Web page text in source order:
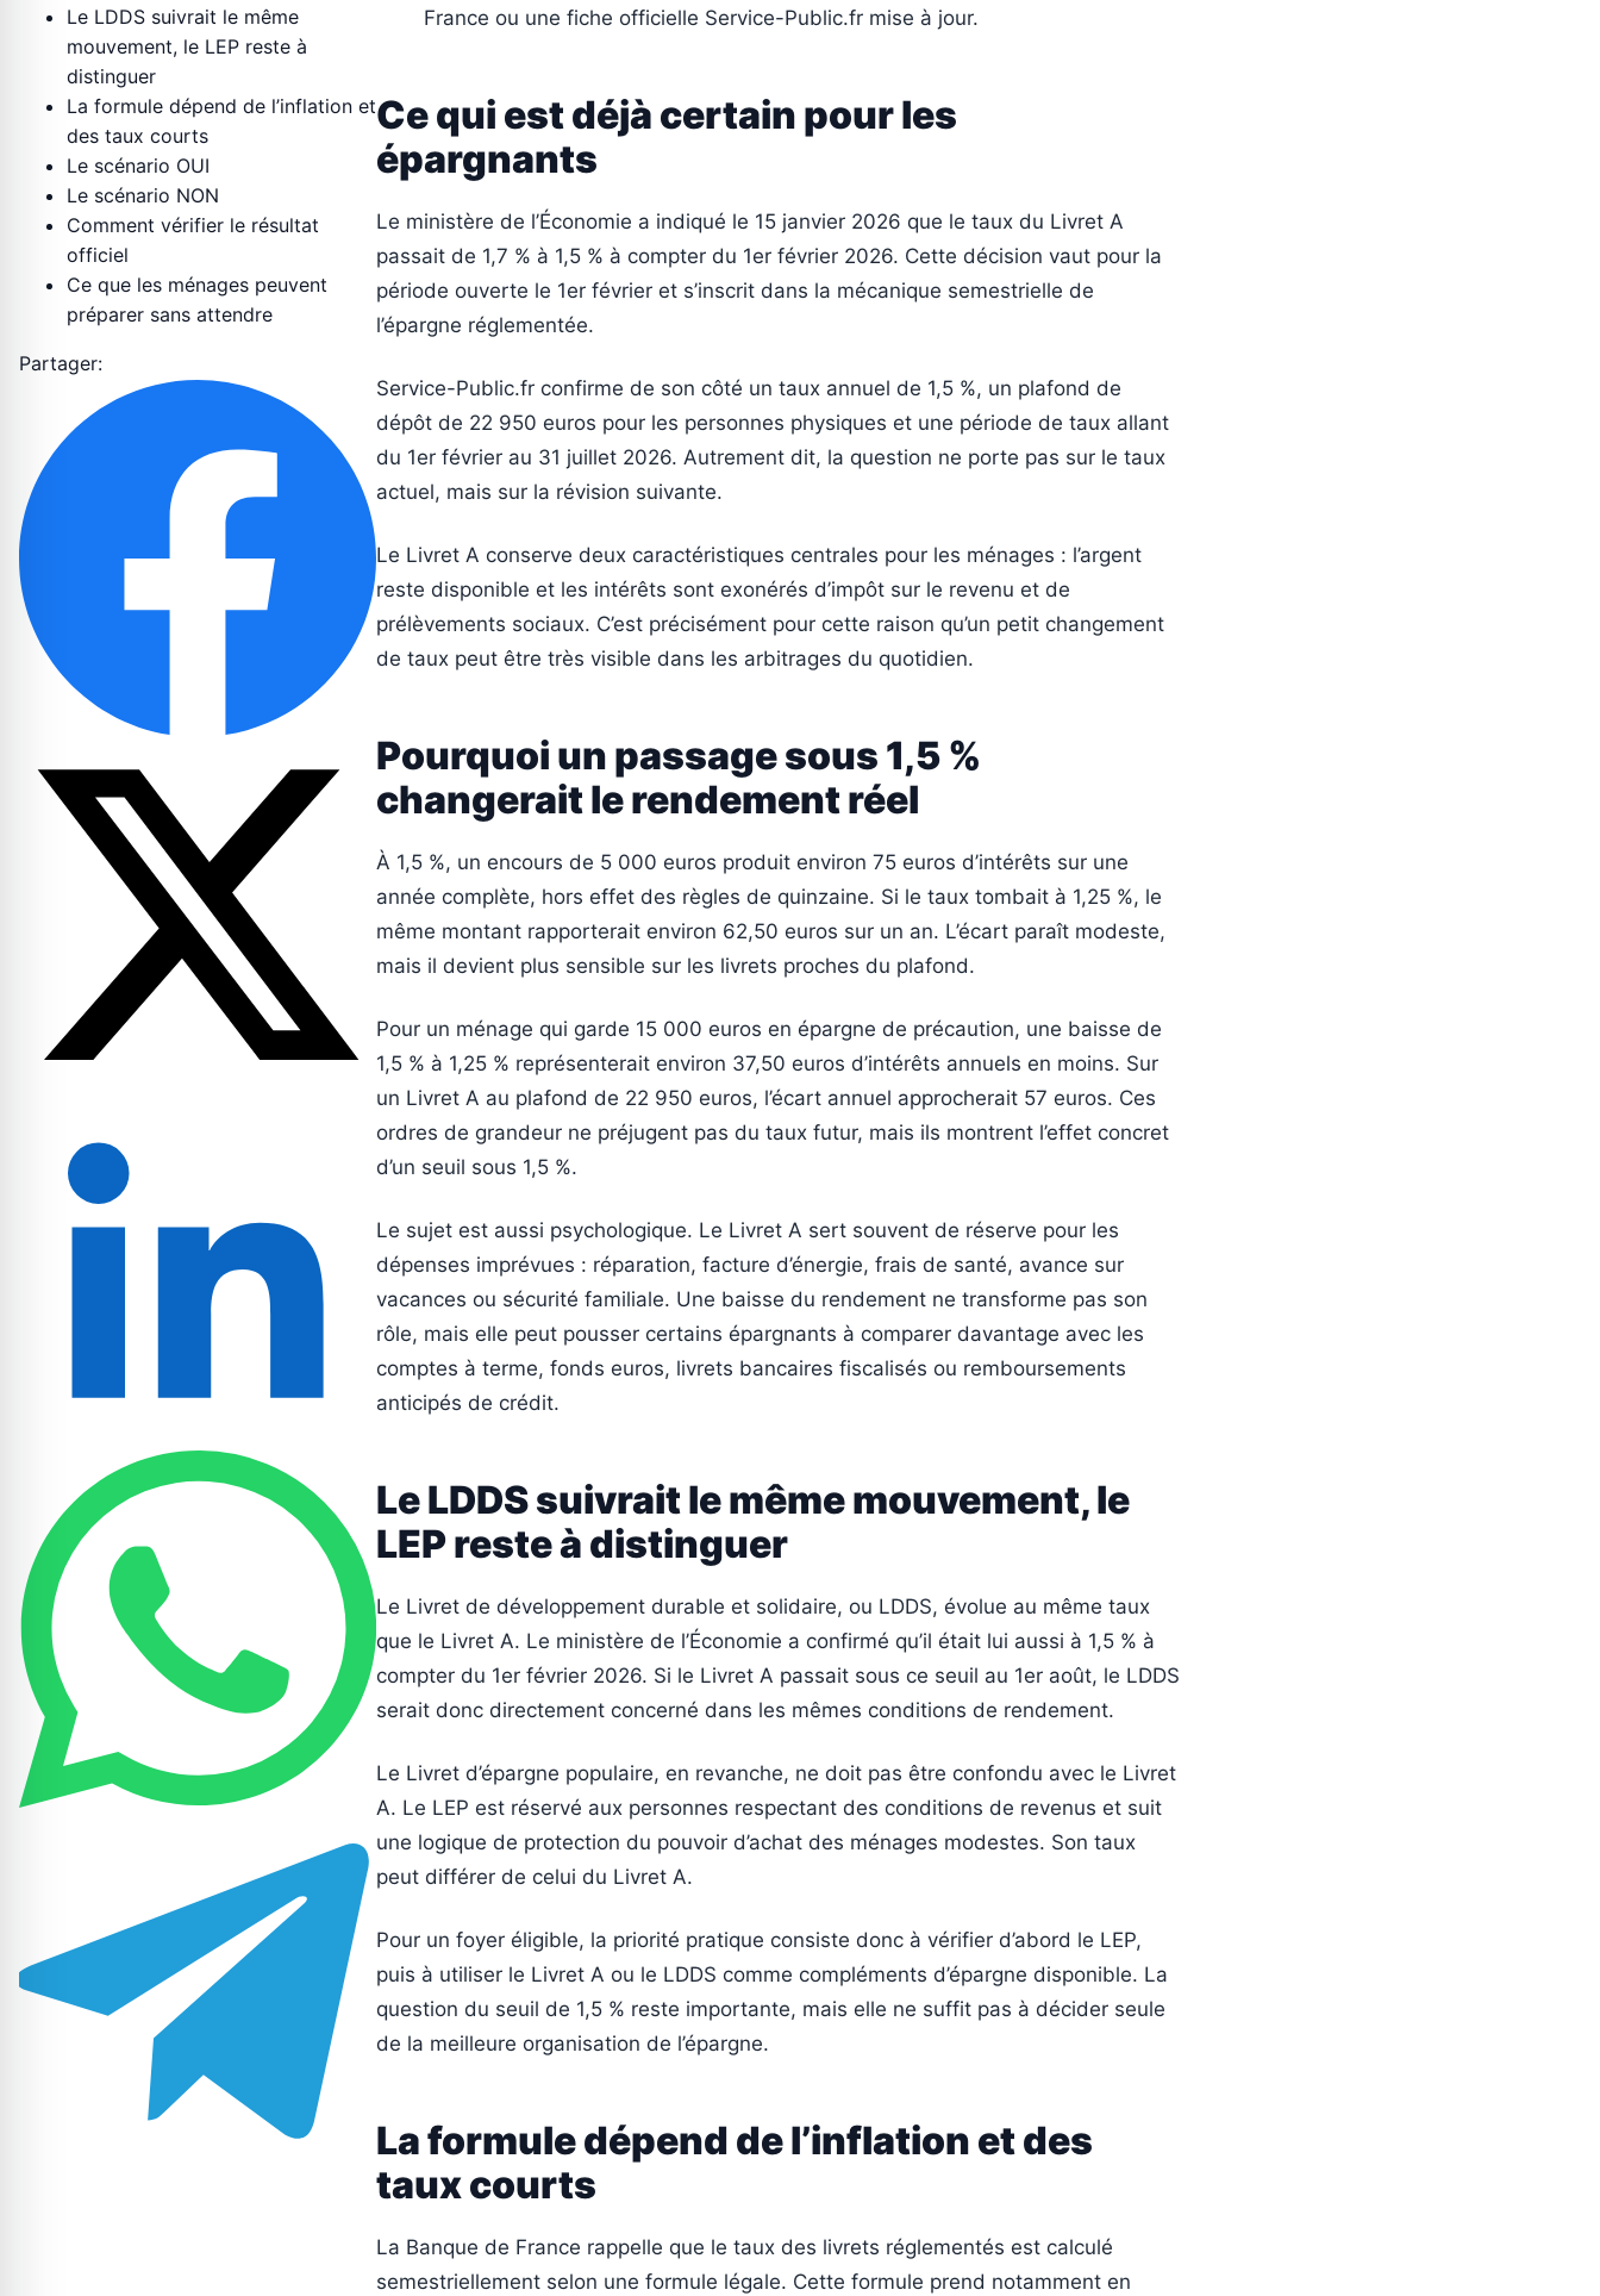
Le LDDS suivrait le même
mouvement, le LEP reste à
distinguer
La formule dépend de l’inflation et
des taux courts
Le scénario OUI
Le scénario NON
Comment vérifier le résultat
officiel
Ce que les ménages peuvent
préparer sans attendre
Partager:
France ou une fiche officielle Service-Public.fr mise à jour.
Ce qui est déjà certain pour les
épargnants
Le ministère de l’Économie a indiqué le 15 janvier 2026 que le taux du Livret A
passait de 1,7 % à 1,5 % à compter du 1er février 2026. Cette décision vaut pour la
période ouverte le 1er février et s’inscrit dans la mécanique semestrielle de
l’épargne réglementée.
Service-Public.fr confirme de son côté un taux annuel de 1,5 %, un plafond de
dépôt de 22 950 euros pour les personnes physiques et une période de taux allant
du 1er février au 31 juillet 2026. Autrement dit, la question ne porte pas sur le taux
actuel, mais sur la révision suivante.
Le Livret A conserve deux caractéristiques centrales pour les ménages : l’argent
reste disponible et les intérêts sont exonérés d’impôt sur le revenu et de
prélèvements sociaux. C’est précisément pour cette raison qu’un petit changement
de taux peut être très visible dans les arbitrages du quotidien.
Pourquoi un passage sous 1,5 %
changerait le rendement réel
À 1,5 %, un encours de 5 000 euros produit environ 75 euros d’intérêts sur une
année complète, hors effet des règles de quinzaine. Si le taux tombait à 1,25 %, le
même montant rapporterait environ 62,50 euros sur un an. L’écart paraît modeste,
mais il devient plus sensible sur les livrets proches du plafond.
Pour un ménage qui garde 15 000 euros en épargne de précaution, une baisse de
1,5 % à 1,25 % représenterait environ 37,50 euros d’intérêts annuels en moins. Sur
un Livret A au plafond de 22 950 euros, l’écart annuel approcherait 57 euros. Ces
ordres de grandeur ne préjugent pas du taux futur, mais ils montrent l’effet concret
d’un seuil sous 1,5 %.
Le sujet est aussi psychologique. Le Livret A sert souvent de réserve pour les
dépenses imprévues : réparation, facture d’énergie, frais de santé, avance sur
vacances ou sécurité familiale. Une baisse du rendement ne transforme pas son
rôle, mais elle peut pousser certains épargnants à comparer davantage avec les
comptes à terme, fonds euros, livrets bancaires fiscalisés ou remboursements
anticipés de crédit.
Le LDDS suivrait le même mouvement, le
LEP reste à distinguer
Le Livret de développement durable et solidaire, ou LDDS, évolue au même taux
que le Livret A. Le ministère de l’Économie a confirmé qu’il était lui aussi à 1,5 % à
compter du 1er février 2026. Si le Livret A passait sous ce seuil au 1er août, le LDDS
serait donc directement concerné dans les mêmes conditions de rendement.
Le Livret d’épargne populaire, en revanche, ne doit pas être confondu avec le Livret
A. Le LEP est réservé aux personnes respectant des conditions de revenus et suit
une logique de protection du pouvoir d’achat des ménages modestes. Son taux
peut différer de celui du Livret A.
Pour un foyer éligible, la priorité pratique consiste donc à vérifier d’abord le LEP,
puis à utiliser le Livret A ou le LDDS comme compléments d’épargne disponible. La
question du seuil de 1,5 % reste importante, mais elle ne suffit pas à décider seule
de la meilleure organisation de l’épargne.
La formule dépend de l’inflation et des
taux courts
La Banque de France rappelle que le taux des livrets réglementés est calculé
semestriellement selon une formule légale. Cette formule prend notamment en